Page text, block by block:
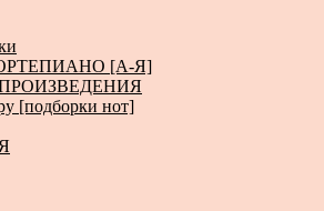
[А-Я]
[подборки нот]